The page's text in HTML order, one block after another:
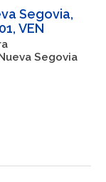
Segovia,
VEN
Segovia